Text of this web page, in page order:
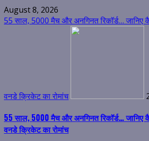
August 8, 2026
55 साल, 5000 मैच और अनगिनत रिकॉर्ड… जानिए
वनडे क्रिकेट का रोमांच
55 साल, 5000 मैच और अनगिनत रिकॉर्ड… जानिए
वनडे क्रिकेट का रोमांच